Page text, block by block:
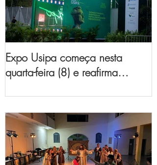
Expo Usipa começa nesta
quarta-feira (8) e reafirma
prestação de serviços de Minas
Gerais